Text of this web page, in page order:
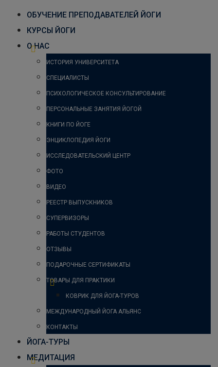
ОБУЧЕНИЕ ПРЕПОДАВАТЕЛЕЙ ЙОГИ
КУРСЫ ЙОГИ
О НАС
ИСТОРИЯ УНИВЕРСИТЕТА
СПЕЦИАЛИСТЫ
ПСИХОЛОГИЧЕСКОЕ КОНСУЛЬТИРОВАНИЕ
ПЕРСОНАЛЬНЫЕ ЗАНЯТИЯ ЙОГОЙ
КНИГИ ПО ЙОГЕ
ЭНЦИКЛОПЕДИЯ ЙОГИ
ИССЛЕДОВАТЕЛЬСКИЙ ЦЕНТР
ФОТО
ВИДЕО
РЕЕСТР ВЫПУСКНИКОВ
СУПЕРВИЗОРЫ
РАБОТЫ СТУДЕНТОВ
ОТЗЫВЫ
ПОДАРОЧНЫЕ СЕРТИФИКАТЫ
ТОВАРЫ ДЛЯ ПРАКТИКИ
КОВРИК ДЛЯ ЙОГА-ТУРОВ
МЕЖДУНАРОДНЫЙ ЙОГА АЛЬЯНС
КОНТАКТЫ
ЙОГА-ТУРЫ
МЕДИТАЦИЯ